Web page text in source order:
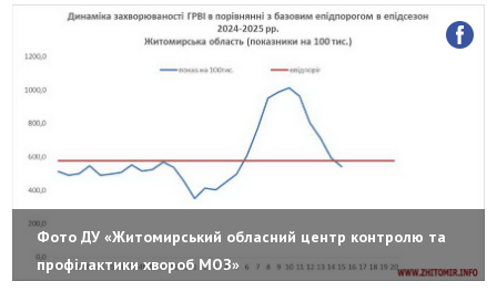
Фото ДУ «Житомирський обласний центр контролю та
профілактики хвороб МОЗ»